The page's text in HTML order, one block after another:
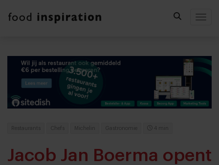
Restaurants Chefs Michelin Gastronomie 4 min
Jacob Jan Boerma opent